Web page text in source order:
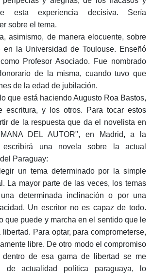
esta experiencia decisiva. Sería
sobre el tema.
asimismo, de manera elocuente, sobre
en la Universidad de Toulouse. Enseñó
Profesor Asociado. Fue nombrado
de la misma, cuando tuvo que
de la edad de jubilación.
que está haciendo Augusto Roa Bastos,
escritura, y los otros. Para tocar estos
de la respuesta que da el novelista en
DEL AUTOR", en Madrid, a la
una novela sobre la actual
Paraguay:
un tema determinado por la simple
La mayor parte de las veces, los temas
determinada inclinación o por una
Un escritor no es capaz de todo.
que puede y marcha en el sentido que le
Para optar, para comprometerse,
libre. De otro modo el compromiso
de esa gama de libertad se me
de actualidad política paraguaya, lo